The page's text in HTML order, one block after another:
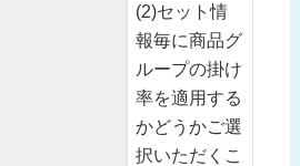
(2)セット情
報毎に商品グ
ループの掛け
率を適用する
かどうかご選
択いただくこ